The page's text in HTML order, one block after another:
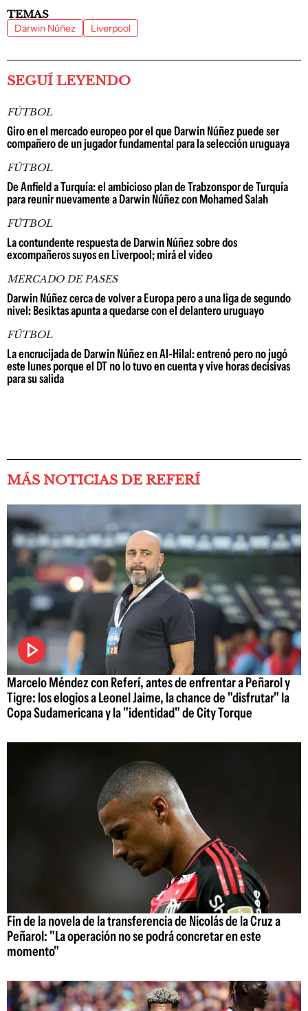
TEMAS
Darwin Núñez Liverpool
SEGUÍ LEYENDO
FÚTBOL
Giro en el mercado europeo por el que Darwin Núñez puede ser
compañero de un jugador fundamental para la selección uruguaya
FÚTBOL
De Anfield a Turquía: el ambicioso plan de Trabzonspor de Turquía
para reunir nuevamente a Darwin Núñez con Mohamed Salah
FÚTBOL
La contundente respuesta de Darwin Núñez sobre dos
excompañeros suyos en Liverpool; mirá el video
MERCADO DE PASES
Darwin Núñez cerca de volver a Europa pero a una liga de segundo
nivel: Besiktas apunta a quedarse con el delantero uruguayo
FÚTBOL
La encrucijada de Darwin Núñez en Al-Hilal: entrenó pero no jugó
este lunes porque el DT no lo tuvo en cuenta y vive horas decisivas
para su salida
MÁS NOTICIAS DE REFERÍ
Marcelo Méndez con Referí, antes de enfrentar a Peñarol y
Tigre: los elogios a Leonel Jaime, la chance de "disfrutar" la
Copa Sudamericana y la "identidad" de City Torque
Fin de la novela de la transferencia de Nicolás de la Cruz a
Peñarol: "La operación no se podrá concretar en este
momento"